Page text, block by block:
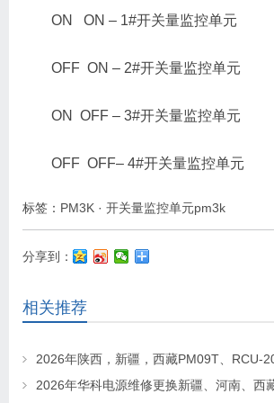
ON ON – 1#开关量监控单元
OFF ON – 2#开关量监控单元
ON OFF – 3#开关量监控单元
OFF OFF– 4#开关量监控单元
标签： PM3K · 开关量监控单元pm3k
分享到：
相关推荐